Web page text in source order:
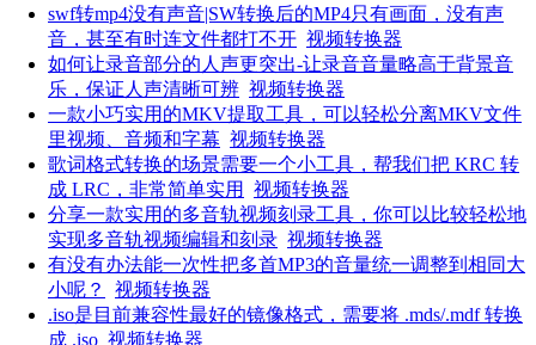
swf转mp4没有声音|SW转换后的MP4只有画面，没有声
音，甚至有时连文件都打不开 视频转换器
如何让录音部分的人声更突出-让录音音量略高于背景音
乐，保证人声清晰可辨 视频转换器
一款小巧实用的MKV提取工具，可以轻松分离MKV文件
里视频、音频和字幕 视频转换器
歌词格式转换的场景需要一个小工具，帮我们把 KRC 转
成 LRC，非常简单实用
视频转换器
分享一款实用的多音轨视频刻录工具，你可以比较轻松地
实现多音轨视频编辑和刻录 视频转换器
有没有办法能一次性把多首MP3的音量统一调整到相同大
小呢？
视频转换器
.iso是目前兼容性最好的镜像格式，需要将 .mds/.mdf 转换
成 .iso 视频转换器